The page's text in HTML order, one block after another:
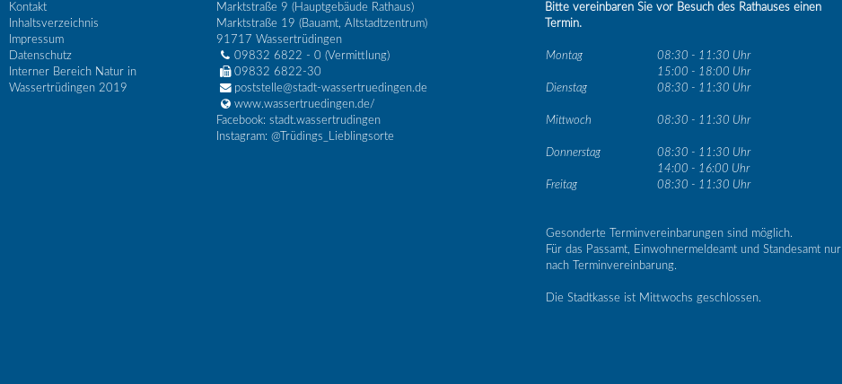
Kontakt
Inhaltsverzeichnis
Impressum
Datenschutz
Interner Bereich Natur in
Wassertrüdingen 2019
Marktstraße 9 (Hauptgebäude Rathaus)
Marktstraße 19 (Bauamt, Altstadtzentrum)
91717 Wassertrüdingen
09832 6822 - 0 (Vermittlung)
09832 6822-30
poststelle@stadt-wassertruedingen.de
www.wassertruedingen.de/
Facebook: stadt.wassertrudingen
Instagram: @Trüdings_Lieblingsorte
Bitte vereinbaren Sie vor Besuch des Rathauses einen
Termin.
Montag
08:30 - 11:30 Uhr
15:00 - 18:00 Uhr
Dienstag
08:30 - 11:30 Uhr
Mittwoch 08:30 - 11:30 Uhr
Donnerstag
08:30 - 11:30 Uhr
14:00 - 16:00 Uhr
Freitag
08:30 - 11:30 Uhr
Gesonderte Terminvereinbarungen sind möglich.
Für das Passamt, Einwohnermeldeamt und Standesamt nur
nach Terminvereinbarung.
Die Stadtkasse ist Mittwochs geschlossen.